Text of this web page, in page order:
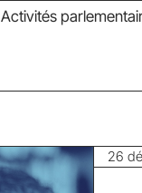
Activités
26